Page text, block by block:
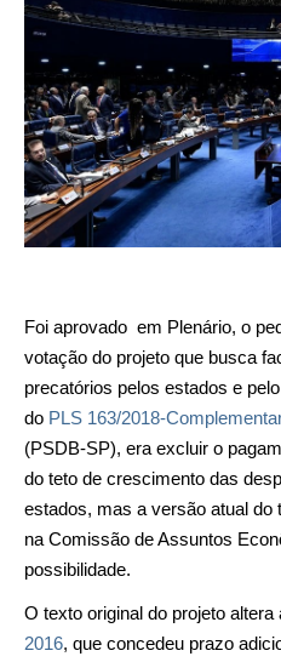
Foi aprovado em Plenário, o
votação do projeto que busca
precatórios pelos estados e
do PLS 163/2018-Complementar
(PSDB-SP), era excluir o
do teto de crescimento das
estados, mas a versão atual do
na Comissão de Assuntos
possibilidade.
O texto original do projeto altera
2016, que concedeu prazo